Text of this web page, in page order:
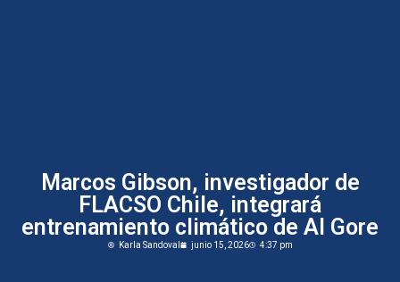
Marcos Gibson, investigador de
FLACSO Chile, integrará
entrenamiento climático de Al Gore
Karla Sandoval junio 15, 2026 4:37 pm